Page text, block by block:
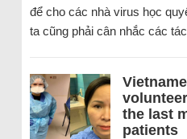
để cho các nhà virus học
ta cũng phải cân nhắc các
the last
patients